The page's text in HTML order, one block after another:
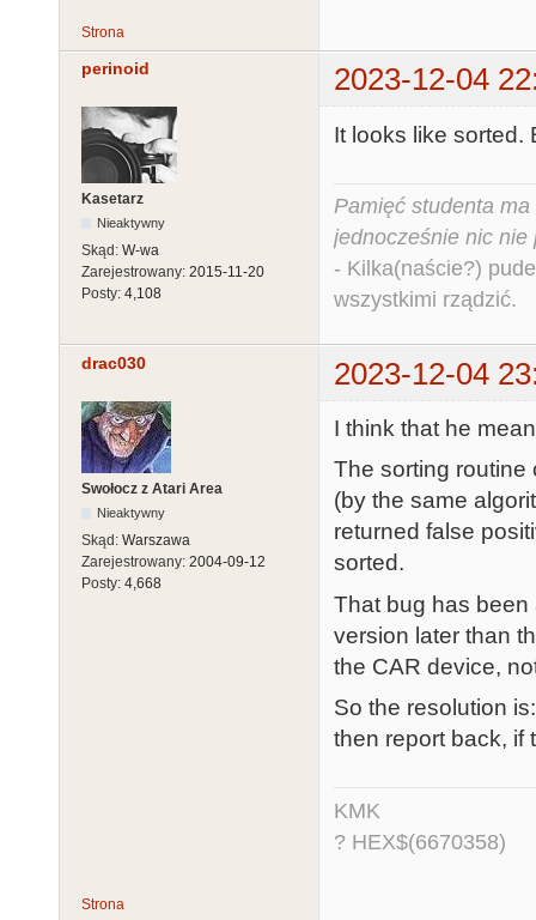
Strona
perinoid 2023-12-04
Kasetarz
Nieaktywny
Skąd: W-wa
Zarejestrowany: 2015-11-20
Posty: 4,108
It looks like sorted.
Pamięć studenta
jednocześnie nic nie
- Kilka(naście?)
wszystkimi rządzić.
drac030 2023-12-04
Swołocz z Atari Area
Nieaktywny
Skąd: Warszawa
Zarejestrowany: 2004-09-12
Posty: 4,668
I think that he
The sorting routine
(by the same
returned false
sorted.
That bug has been
version later than
the CAR device,
So the resolution
then report back, if
KMK
? HEX$(6670358)
Strona